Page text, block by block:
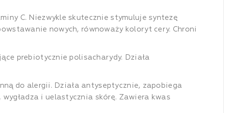
C. Niezwykle skutecznie stymuluje syntezę
nowych, równoważy koloryt cery. Chroni
prebiotycznie polisacharydy. Działa
do alergii. Działa antyseptycznie, zapobiega
i uelastycznia skórę. Zawiera kwas